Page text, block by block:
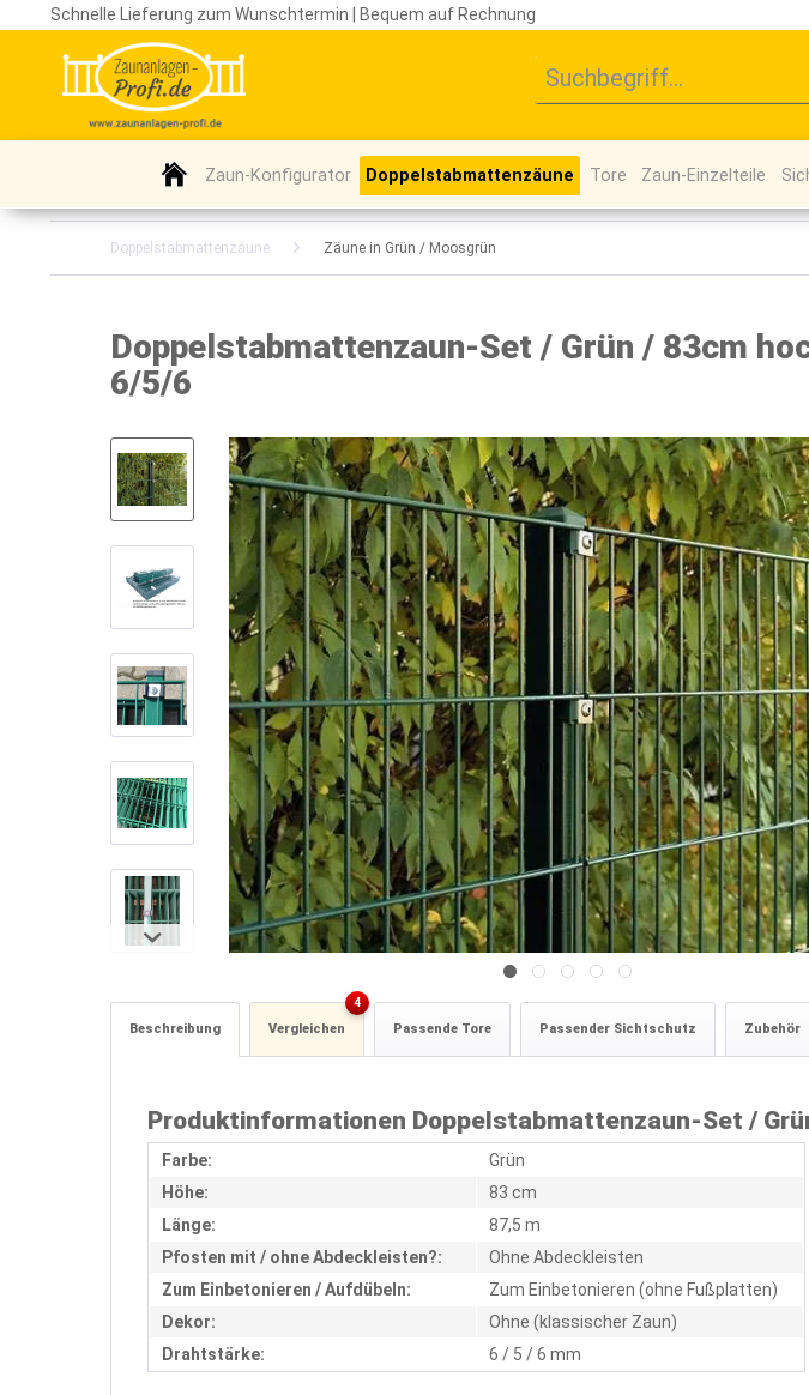
Schnelle Lieferung zum Wunschtermin | Bequem auf Rechnung
Zaun-Konfigurator Doppelstabmattenzäune Tore Zaun-Einzelteile
Doppelstabmattenzäune Zäune in Grün / Moosgrün
Doppelstabmattenzaun-Set / Grün / 83cm
6/5/6
Beschreibung Vergleichen
4
Passende Tore Passender Sichtschutz Zubehör
Produktinformationen Doppelstabmattenzaun-Set /
Farbe:
Grün
Höhe:
83 cm
Länge:
87,5 m
Pfosten mit / ohne Abdeckleisten?:
Ohne Abdeckleisten
Zum Einbetonieren / Aufdübeln:
Zum Einbetonieren (ohne Fußplatten)
Dekor:
Ohne (klassischer Zaun)
Drahtstärke:
6 / 5 / 6 mm